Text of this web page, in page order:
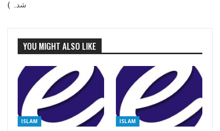
شدہ )
YOU MIGHT ALSO LIKE
ISLAM ISLAM